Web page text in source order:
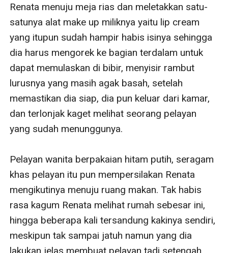
Renata menuju meja rias dan meletakkan satu-
satunya alat make up miliknya yaitu lip cream
yang itupun sudah hampir habis isinya sehingga
dia harus mengorek ke bagian terdalam untuk
dapat memulaskan di bibir, menyisir rambut
lurusnya yang masih agak basah, setelah
memastikan dia siap, dia pun keluar dari kamar,
dan terlonjak kaget melihat seorang pelayan
yang sudah menunggunya.
Pelayan wanita berpakaian hitam putih, seragam
khas pelayan itu pun mempersilakan Renata
mengikutinya menuju ruang makan. Tak habis
rasa kagum Renata melihat rumah sebesar ini,
hingga beberapa kali tersandung kakinya sendiri,
meskipun tak sampai jatuh namun yang dia
lakukan jelas membuat pelayan tadi setengah